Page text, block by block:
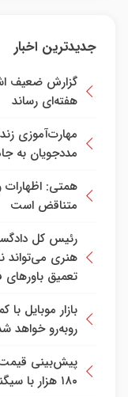
جدیدترین اخبار
هفته‌ای رساند
مهارت‌آموزی
مددجویان به
همتی: اظهارات
متناقض است
رئیس کل
هنری می‌تواند
تعمیق باور‌های
روبه‌رو خواهد
پیش‌بینی قیمت
۱۸۰ هزار با سیگنال مذاکرات